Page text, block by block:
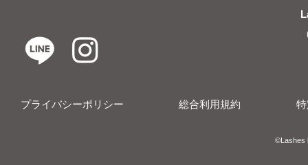
プライバシーポリシー 総合利用規約
​​©︎Lashes